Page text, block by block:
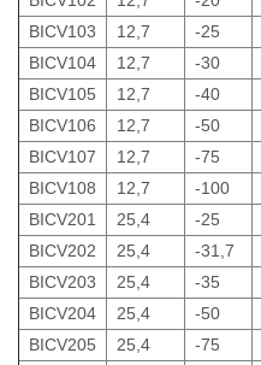
BICV103
12,7 -25
BICV104
12,7 -30
BICV105
12,7 -40
BICV106
12,7 -50
BICV107
12,7 -75
BICV108
12,7 -100
BICV201
25,4 -25
BICV202
25,4 -31,7
BICV203
25,4 -35
BICV204
25,4 -50
BICV205
25,4 -75